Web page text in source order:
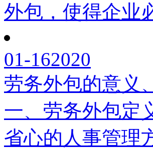
外包，使得企业
01-162020
劳务外包的意义
一、劳务外包
省心的人事管理